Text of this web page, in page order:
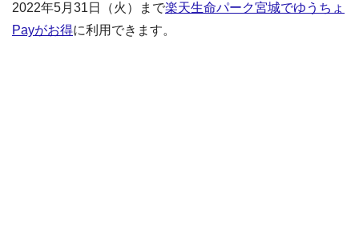
2022年5月31日（火）まで楽天生命パーク宮城でゆうちょ
Payがお得に利用できます。